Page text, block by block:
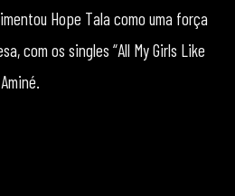
Hope Tala como uma força
com os singles “All My Girls Like